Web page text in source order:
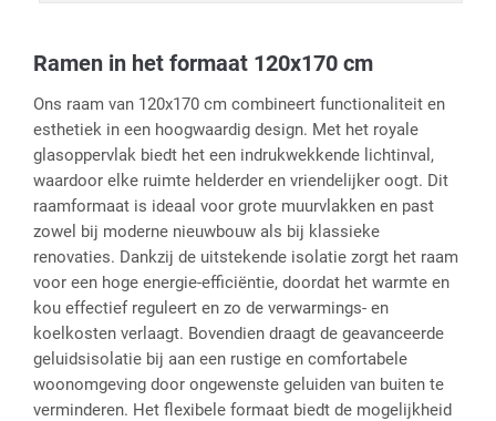
Ramen in het formaat 120x170 cm
Ons raam van 120x170 cm combineert functionaliteit en
esthetiek in een hoogwaardig design. Met het royale
glasoppervlak biedt het een indrukwekkende lichtinval,
waardoor elke ruimte helderder en vriendelijker oogt. Dit
raamformaat is ideaal voor grote muurvlakken en past
zowel bij moderne nieuwbouw als bij klassieke
renovaties. Dankzij de uitstekende isolatie zorgt het raam
voor een hoge energie-efficiëntie, doordat het warmte en
kou effectief reguleert en zo de verwarmings- en
koelkosten verlaagt. Bovendien draagt de geavanceerde
geluidsisolatie bij aan een rustige en comfortabele
woonomgeving door ongewenste geluiden van buiten te
verminderen. Het flexibele formaat biedt de mogelijkheid